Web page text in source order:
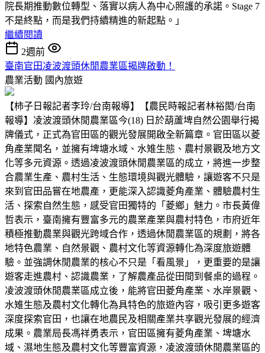
院長期推動數位轉型、落實以病人為中心照護的承諾。Stage 7
不是終點，而是我們持續精進的新起點。」
繼續閱讀
2週前
臺南官田凌波渡頭休閒農業區揭牌啟動！
農業活動 國內旅遊
【柿子日報記者李玲/台南報導】【農民時報記者林裕閎/台南
報導】凌波渡頭休閒農業區今(18) 日於葫蘆埤自然公園舉行揭
牌儀式，正式為官田區的觀光發展開啟全新篇章。官田區以菱
角產業聞名，並擁有埤塘水域、水雉生態、農村景觀及地方文
化等多元資源。透過凌波渡頭休閒農業區的成立，將進一步整
合農業生產、農村生活、生態環境與觀光體驗，讓遊客不只是
來到官田品嘗在地農產，更能深入認識菱角產業、體驗農村生
活、探索自然生態，感受官田獨特的「菱鄉」魅力。市長黃偉
哲表示，臺南擁有豐富多元的農業產業與農村特色，市府近年
積極推動農業與觀光跨域合作，透過休閒農業區的規劃，將各
地特色農業、自然景觀、農村文化等資源轉化為深度旅遊體
驗。並強調休閒農業的核心不只是「看風景」，更重要的是讓
遊客走進農村、認識農業，了解農產品從田間到餐桌的過程。
凌波渡頭休閒農業區成立後，能將官田菱角產業、水岸景觀、
水雉生態及農村文化轉化為具特色的旅遊內容，吸引更多遊客
深度探索官田，也讓在地農民及相關產業共享觀光發展的經濟
成果。農業局長馮祥勇表示，官田區擁有菱角產業、埤塘水
域、濕地生態及農村文化等豐富資源，凌波渡頭休閒農業區的